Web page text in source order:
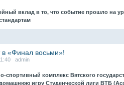
вклад в то, что событие прошло на
в «Финал восьми»!
admin
спортивный комплекс Вятского
игру Студенческой лиги ВТБ